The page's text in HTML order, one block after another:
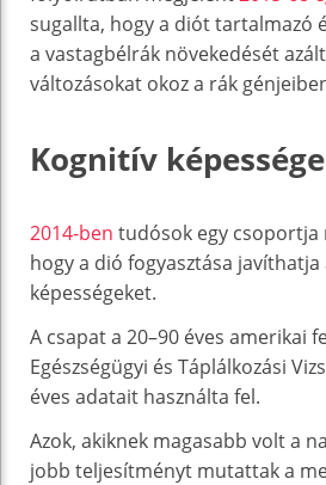
sugallta, hogy a diót tartalmazó
a vastagbélrák növekedését
változásokat okoz a rák
Kognitív
2014-ben tudósok egy
hogy a dió fogyasztása
képességeket.
A csapat a 20–90 éves amerikai
Egészségügyi és Táplálkozási
éves adatait használta fel.
Azok, akiknek magasabb volt a
jobb teljesítményt mutattak a